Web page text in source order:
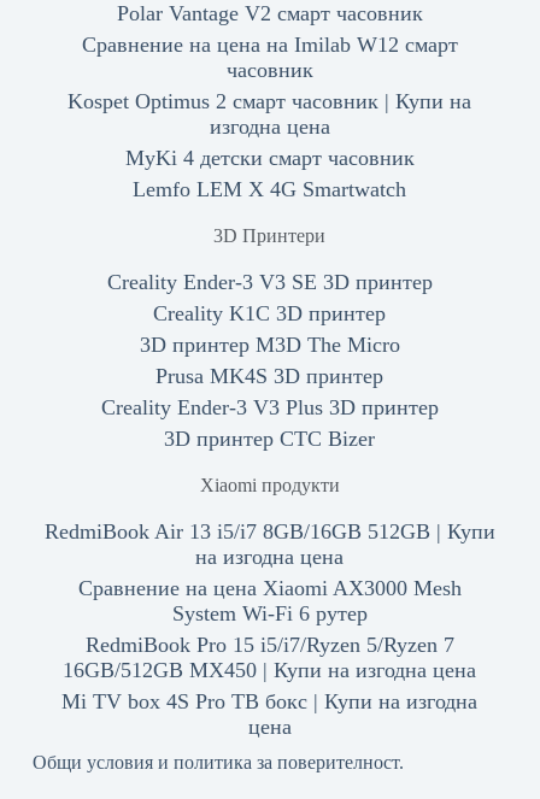
Polar Vantage V2 смарт часовник
Сравнение на цена на Imilab W12 смарт
часовник
Kospet Optimus 2 смарт часовник | Купи на
изгодна цена
MyKi 4 детски смарт часовник
Lemfo LEM X 4G Smartwatch
3D Принтери
Creality Ender-3 V3 SE 3D принтер
Creality K1C 3D принтер
3D принтер M3D The Micro
Prusa MK4S 3D принтер
Creality Ender-3 V3 Plus 3D принтер
3D принтер CTC Bizer
Xiaomi продукти
RedmiBook Air 13 i5/i7 8GB/16GB 512GB | Купи
на изгодна цена
Сравнение на цена Xiaomi AX3000 Mesh
System Wi-Fi 6 рутер
RedmiBook Pro 15 i5/i7/Ryzen 5/Ryzen 7
16GB/512GB MX450 | Купи на изгодна цена
Mi TV box 4S Pro ТВ бокс | Купи на изгодна
цена
Общи условия и политика за поверителност.